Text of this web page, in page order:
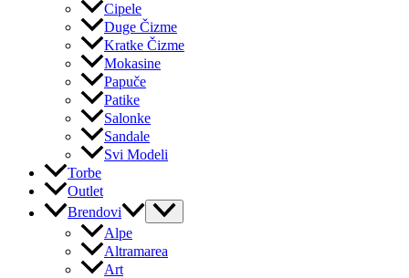
Cipele
Duge Čizme
Kratke Čizme
Mokasine
Papuče
Patike
Salonke
Sandale
Svi Modeli
Torbe
Outlet
Brendovi
Alpe
Altramarea
Art